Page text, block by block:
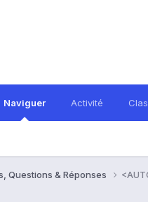
Naviguer Activité
Questions & Réponses